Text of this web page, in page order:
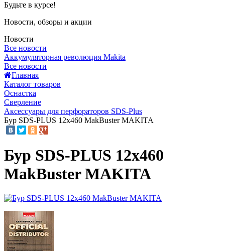
Будьте в курсе!
Новости, обзоры и акции
Новости
Все новости
Аккумуляторная революция Makita
Все новости
Главная
Каталог товаров
Оснастка
Сверление
Аксессуары для перфораторов SDS-Plus
Бур SDS-PLUS 12x460 MakBuster MAKITA
Бур SDS-PLUS 12x460
MakBuster MAKITA